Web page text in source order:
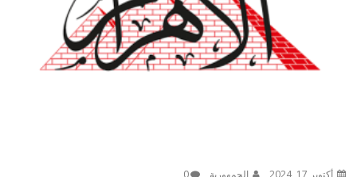
أكتوبر 17, 2024 الجمهورية 0